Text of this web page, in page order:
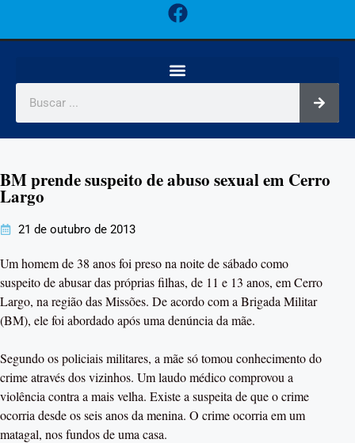
BM prende suspeito de abuso sexual em Cerro
Largo
21 de outubro de 2013
Um homem de 38 anos foi preso na noite de sábado como
suspeito de abusar das próprias filhas, de 11 e 13 anos, em Cerro
Largo, na região das Missões. De acordo com a Brigada Militar
(BM), ele foi abordado após uma denúncia da mãe.
Segundo os policiais militares, a mãe só tomou conhecimento do
crime através dos vizinhos. Um laudo médico comprovou a
violência contra a mais velha. Existe a suspeita de que o crime
ocorria desde os seis anos da menina. O crime ocorria em um
matagal, nos fundos de uma casa.